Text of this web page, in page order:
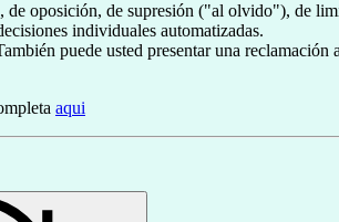
de oposición, de supresión ("al olvido"), de
individuales automatizadas.
puede usted presentar una reclamación
aqui